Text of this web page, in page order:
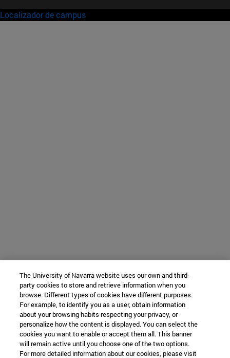
Localizador de campus
The University of Navarra website uses our own and third-
party cookies to store and retrieve information when you
browse. Different types of cookies have different purposes.
For example, to identify you as a user, obtain information
about your browsing habits respecting your privacy, or
personalize how the content is displayed. You can select the
cookies you want to enable or accept them all. This banner
will remain active until you choose one of the two options.
For more detailed information about our cookies, please visit